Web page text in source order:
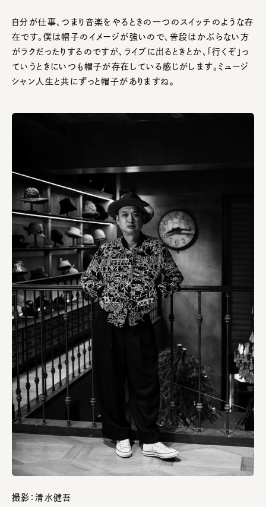
自分が仕事、つまり音楽をやるときの一つのスイッチのような存
在です。僕は帽子のイメージが強いので、普段はかぶらない方
がラクだったりするのですが、ライブに出るときとか、「行くぞ」っ
ていうときにいつも帽子が存在している感じがします。ミュージ
シャン人生と共にずっと帽子がありますね。
撮影：清水健吾